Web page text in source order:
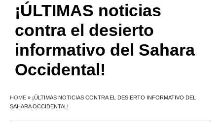
¡ÚLTIMAS noticias
contra el desierto
informativo del Sahara
Occidental!
HOME » ¡ÚLTIMAS NOTICIAS CONTRA EL DESIERTO INFORMATIVO DEL
SAHARA OCCIDENTAL!